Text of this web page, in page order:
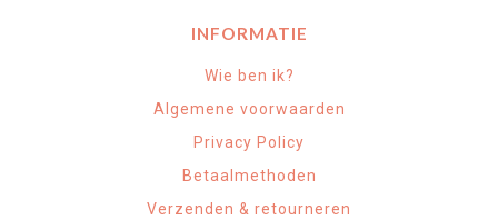
INFORMATIE
Wie ben ik?
Algemene voorwaarden
Privacy Policy
Betaalmethoden
Verzenden & retourneren